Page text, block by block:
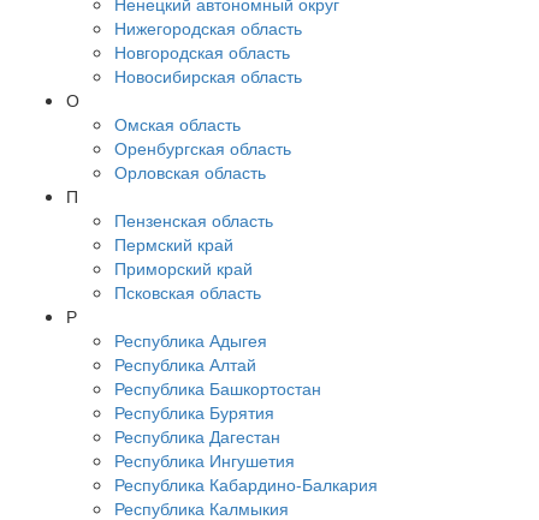
Нижегородская область
Новгородская область
Новосибирская область
О
Омская область
Оренбургская область
Орловская область
П
Пензенская область
Пермский край
Приморский край
Псковская область
Р
Республика Адыгея
Республика Алтай
Республика Башкортостан
Республика Бурятия
Республика Дагестан
Республика Ингушетия
Республика Кабардино-Балкария
Республика Калмыкия